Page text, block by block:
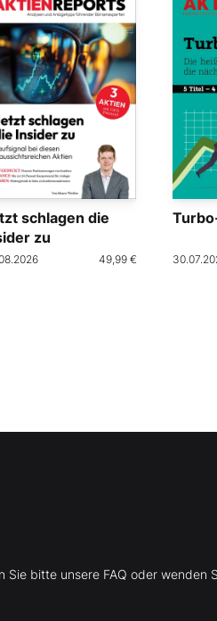
schlagen die
zu
49,99 €
Sie bitte unsere FAQ oder wenden